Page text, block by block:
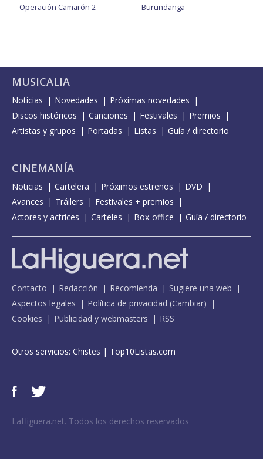
Operación Camarón 2
Burundanga
MUSICALIA
Noticias Novedades
Próximas novedades
Discos históricos
Canciones Festivales
Premios
Artistas y grupos
Portadas Listas Guía / directorio
CINEMANÍA
Noticias Cartelera Próximos estrenos
DVD
Avances
Tráilers
Festivales + premios
Actores y actrices
Carteles Box-office Guía / directorio
Contacto Redacción Recomienda
Sugiere una web
Aspectos legales
Política de privacidad (Cambiar)
Cookies
Publicidad y webmasters RSS
Otros servicios: Chistes | Top10Listas.com
LaHiguera.net. Todos los derechos reservados